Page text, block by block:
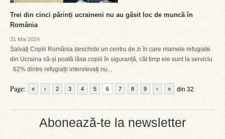
Abonează-te la newsletter
Trei din cinci părinți ucraineni nu au găsit loc de muncă în
România
31 Mai 2024
Salvați Copiii România deschide un centru de zi în care mamele refugiate
din Ucraina să-și poată lăsa copiii în siguranță, cât timp ele sunt la serviciu
62% dintre refugiații intervievați nu...
Page: « ‹ 2 3 4 5 6 7 8 9 din 32
› »